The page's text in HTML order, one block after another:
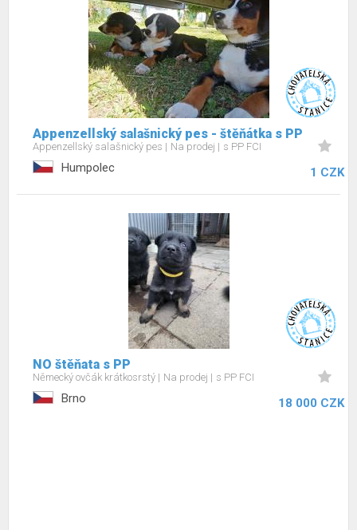
Appenzellský salašnický pes - štěňátka s PP
Appenzellský salašnický pes Na prodej s PP FCI
Humpolec 1 CZK
NO štěňata s PP
Německý ovčák krátkosrstý Na prodej s PP FCI
Brno 18 000 CZK